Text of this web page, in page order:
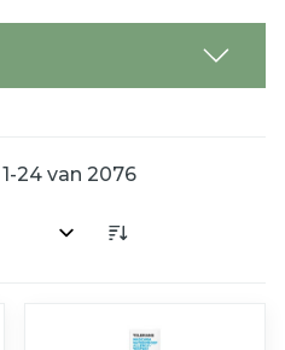
1 -24van 2076